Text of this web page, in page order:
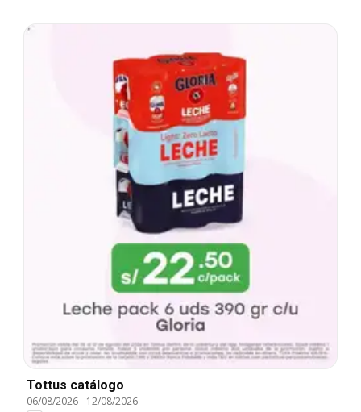
Tottus catálogo
06/08/2026- 12/08/2026